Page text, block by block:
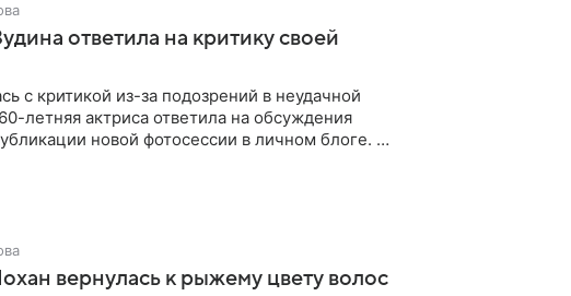
ответила на критику своей
с критикой из-за подозрений в неудачной
летняя актриса ответила на обсуждения
новой фотосессии в личном блоге. В
вернулась к рыжему цвету волос